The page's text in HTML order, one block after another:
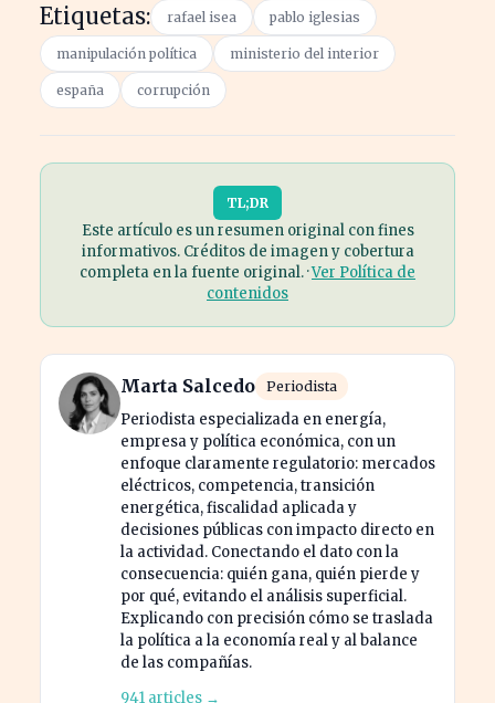
Etiquetas: rafael isea pablo iglesias
manipulación política ministerio del interior
españa corrupción
TL;DR
Este artículo es un resumen original con fines
informativos. Créditos de imagen y cobertura
completa en la fuente original. ·Ver Política de
contenidos
Marta Salcedo Periodista
Periodista especializada en energía,
empresa y política económica, con un
enfoque claramente regulatorio: mercados
eléctricos, competencia, transición
energética, fiscalidad aplicada y
decisiones públicas con impacto directo en
la actividad. Conectando el dato con la
consecuencia: quién gana, quién pierde y
por qué, evitando el análisis superficial.
Explicando con precisión cómo se traslada
la política a la economía real y al balance
de las compañías.
941 articles →